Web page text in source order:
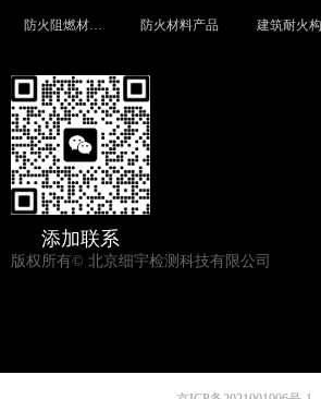
添加联系
防火阻燃材料及制品 防火材料产品
版权所有© 北京细宇检测科技有限公司